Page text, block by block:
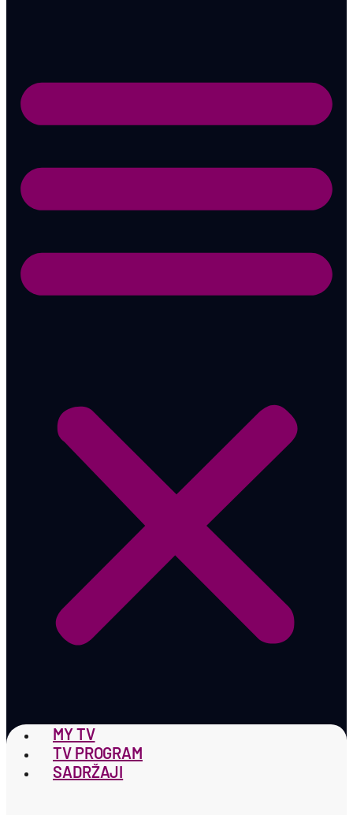
MY TV
TV PROGRAM
SADRŽAJI